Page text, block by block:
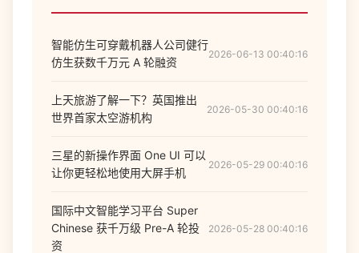
智能仿生可穿戴机器人公司健行
仿生获数千万元 A 轮融资
2026-06-13 00:40:16
上天旅游了解一下？英国推出
世界首家太空游机构
2026-05-30 00:40:16
三星的新操作界面 One UI 可以
让你更轻松地使用大屏手机
2026-05-29 00:40:16
国际中文智能学习平台 Super
Chinese 获千万级 Pre-A 轮投
资
2026-05-28 00:40:16